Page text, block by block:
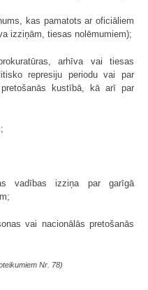
kas pamatots ar oficiāliem
izziņām, tiesas nolēmumiem);
arhīva vai tiesas
represiju periodu vai par
kustībā, kā arī par
vadības izziņa par garīgā
vai nacionālās pretošanās
Nr. 78)